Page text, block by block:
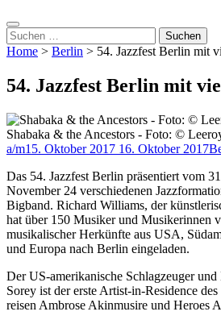
Suchen
nach:
Home > Berlin > 54. Jazzfest Berlin mit
54. Jazzfest Berlin mit
Shabaka & the Ancestors - Foto: ©
a/m15. Oktober 2017 16. Oktober 2017
Das 54. Jazzfest Berlin präsentiert vom
November 24 verschiedenen
Bigband. Richard Williams, der
hat über 150 Musiker und Musikerinnen
musikalischer Herkünfte aus USA,
und Europa nach Berlin eingeladen.
Der US-amerikanische Schlagzeuger
Sorey ist der erste Artist-in-Residence
reisen Ambrose Akinmusire und Heroes